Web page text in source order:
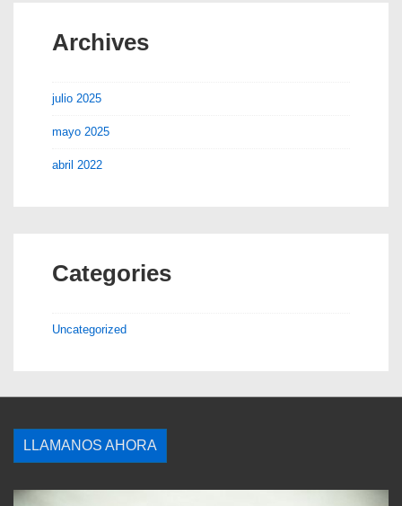
Archives
julio 2025
mayo 2025
abril 2022
Categories
Uncategorized
LLAMANOS AHORA